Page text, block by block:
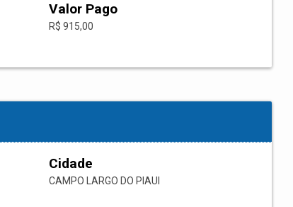
Valor Pago
R$ 915,00
Cidade
CAMPO LARGO DO PIAUI